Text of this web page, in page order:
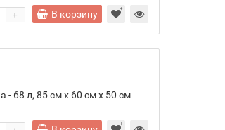
+ В корзину
- 68 л, 85 см x 60 см x 50 см